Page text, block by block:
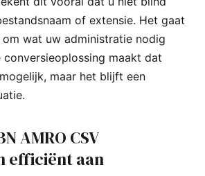
of extensie. Het gaat
wat uw administratie nodig
conversieoplossing maakt dat
maar het blijft een
AMRO CSV
efficiënt aan